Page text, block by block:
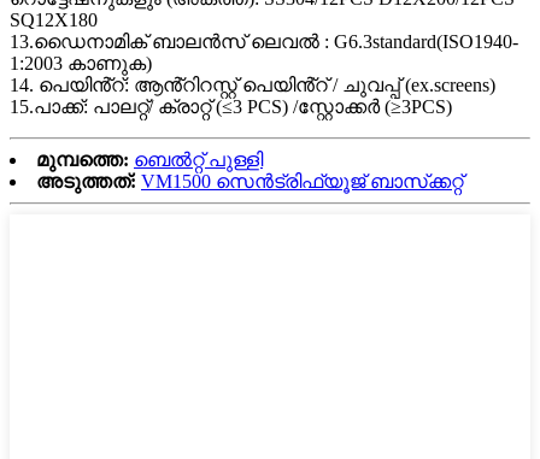
SQ12X180
13.ഡൈനാമിക് ബാലൻസ് ലെവൽ : G6.3standard(ISO1940-
1:2003 കാണുക)
14. പെയിൻ്റ്: ആൻ്റിറസ്റ്റ് പെയിൻ്റ് / ചുവപ്പ് (ex.screens)
15.പാക്ക്: പാലറ്റ്/ ക്രാറ്റ് (≤3 PCS) /സ്റ്റോക്കർ (≥3PCS)
മുമ്പത്തെ: ബെൽറ്റ് പുള്ളി
അടുത്തത്: VM1500 സെൻട്രിഫ്യൂജ് ബാസ്‌ക്കറ്റ്